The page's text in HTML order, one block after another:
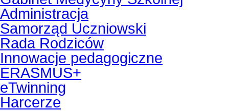
Administracja
Samorząd Uczniowski
Rada Rodziców
Innowacje pedagogiczne
ERASMUS+
eTwinning
Harcerze